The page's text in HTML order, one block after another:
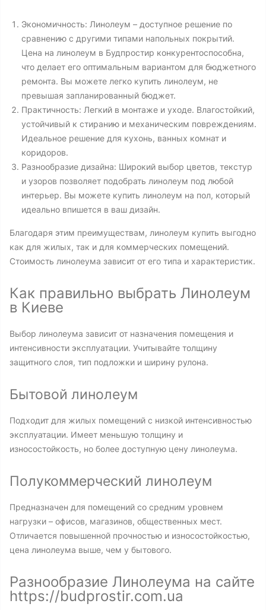
Экономичность: Линолеум – доступное решение по
сравнению с другими типами напольных покрытий.
Цена на линолеум в Будпростир конкурентоспособна,
что делает его оптимальным вариантом для бюджетного
ремонта. Вы можете легко купить линолеум, не
превышая запланированный бюджет.
Практичность: Легкий в монтаже и уходе. Влагостойкий,
устойчивый к стиранию и механическим повреждениям.
Идеальное решение для кухонь, ванных комнат и
коридоров.
Разнообразие дизайна: Широкий выбор цветов, текстур
и узоров позволяет подобрать линолеум под любой
интерьер. Вы можете купить линолеум на пол, который
идеально впишется в ваш дизайн.
Благодаря этим преимуществам, линолеум купить выгодно
как для жилых, так и для коммерческих помещений.
Стоимость линолеума зависит от его типа и характеристик.
Как правильно выбрать Линолеум
в Киеве
Выбор линолеума зависит от назначения помещения и
интенсивности эксплуатации. Учитывайте толщину
защитного слоя, тип подложки и ширину рулона.
Бытовой линолеум
Подходит для жилых помещений с низкой интенсивностью
эксплуатации. Имеет меньшую толщину и
износостойкость, но более доступную цену линолеума.
Полукоммерческий линолеум
Предназначен для помещений со средним уровнем
нагрузки – офисов, магазинов, общественных мест.
Отличается повышенной прочностью и износостойкостью,
цена линолеума выше, чем у бытового.
Разнообразие Линолеума на сайте
https://budprostir.com.ua